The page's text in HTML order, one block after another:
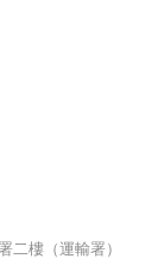
樓（運輸署）